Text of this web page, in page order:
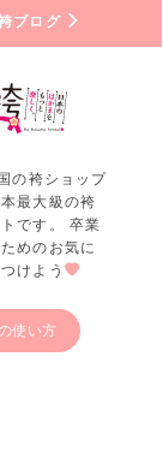
ブログ
の袴ショップ
最大級の袴
です。 卒業
めのお気に
けよう
使い方